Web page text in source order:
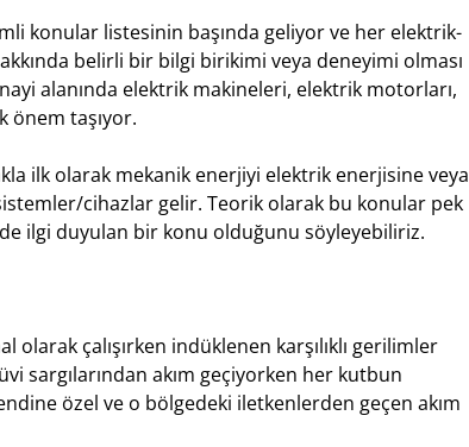
konular listesinin başında geliyor ve her elektrik-
belirli bir bilgi birikimi veya deneyimi olması
alanında elektrik makineleri, elektrik motorları,
önem taşıyor.
ilk olarak mekanik enerjiyi elektrik enerjisine veya
cihazlar gelir. Teorik olarak bu konular pek
ilgi duyulan bir konu olduğunu söyleyebiliriz.
olarak çalışırken indüklenen karşılıklı gerilimler
sargılarından akım geçiyorken her kutbun
özel ve o bölgedeki iletkenlerden geçen akım